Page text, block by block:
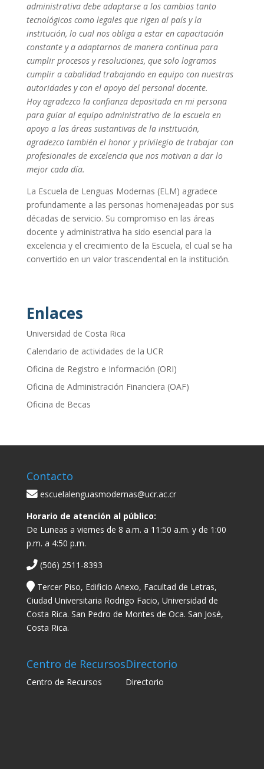
administrativa debe adaptarse a los cambios tanto
tecnológicos como legales que rigen al país y la
institución, lo cual nos obliga a estar en capacitación
constante y a adaptarnos de manera continua para
cumplir procesos y resoluciones, que solo logramos
cumplir a cabalidad trabajando en equipo con nuestras
autoridades y con el apoyo del personal docente.
Hoy agradezco la confianza depositada en mi persona
para guiar al equipo administrativo de la escuela en
apoyo a las áreas sustantivas de la institución,
agradezco también el honor y privilegio de trabajar con
profesionales de excelencia que nos motivan a dar lo
mejor cada día.
La Escuela de Lenguas Modernas (ELM) agradece
profundamente a las personas homenajeadas por sus
décadas de servicio. Su compromiso en las áreas
docente y administrativa ha sido esencial para la
excelencia y el crecimiento de la Escuela, el cual se ha
convertido en un valor trascendental en la institución.
Enlaces
Universidad de Costa Rica
Calendario de actividades de la UCR
Oficina de Registro e Información (ORI)
Oficina de Administración Financiera (OAF)
Oficina de Becas
Contacto
escuelalenguasmodernas@ucr.ac.cr
Horario de atención al público:
De Luneas a viernes de 8 a.m. a 11:50 a.m. y de 1:00
p.m. a 4:50 p.m.
(506) 2511-8393
Tercer Piso, Edificio Anexo, Facultad de Letras,
Ciudad Universitaria Rodrigo Facio, Universidad de
Costa Rica. San Pedro de Montes de Oca. San José,
Costa Rica.
Centro de Recursos
Centro de Recursos
Directorio
Directorio